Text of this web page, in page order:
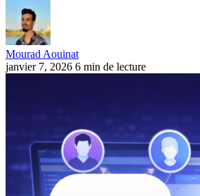
Mourad Aouinat
janvier 7, 2026 6 min de lecture